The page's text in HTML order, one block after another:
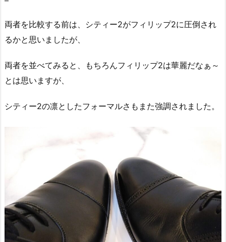
両者を比較する前は、シティー2がフィリップ2に圧倒され
るかと思いましたが、
両者を並べてみると、もちろんフィリップ2は華麗だなぁ～
とは思いますが、
シティー2の凛としたフォーマルさもまた強調されました。